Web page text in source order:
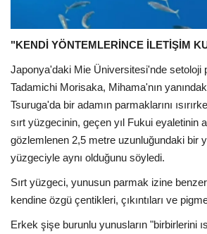
"KENDİ YÖNTEMLERİNCE İLETİŞİM
Japonya'daki Mie Üniversitesi'nde setoloji
Tadamichi Morisaka, Mihama'nın
Tsuruga'da bir adamın parmaklarını
sırt yüzgecinin, geçen yıl Fukui eyaletinin
gözlemlenen 2,5 metre uzunluğundaki bir
yüzgeciyle aynı olduğunu söyledi.
Sırt yüzgeci, yunusun parmak izine
kendine özgü çentikleri, çıkıntıları ve
Erkek şişe burunlu yunusların "birbirlerini